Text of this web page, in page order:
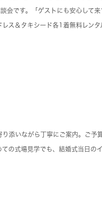
会です。「ゲストにも安心して
ス＆タキシード各1着無料レン
添いながら丁寧にご案内。ご
の式場見学でも、結婚式当日